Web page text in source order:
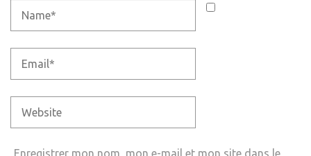
Enregistrer mon nom, mon e-mail et mon site dans le